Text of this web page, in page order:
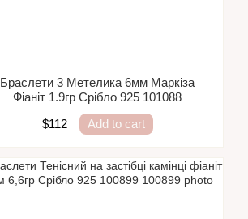
Браслети 3 Метелика 6мм Маркіза
Фіаніт 1.9гр Срібло 925 101088
$112
Add to cart